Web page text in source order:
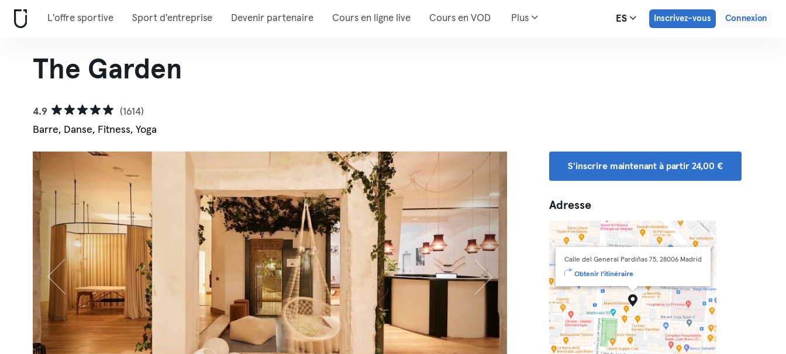
L'offre sportive Sport d'entreprise Devenir partenaire Cours en ligne live Cours en VOD Plus ES Inscrivez-vous Connexion
The Garden
4.9
(1614)
Barre, Danse, Fitness, Yoga
S'inscrire maintenant à partir 24,00 €
Adresse
Calle del General Pardiñas 75, 28006 Madrid
Obtenir l'itinéraire